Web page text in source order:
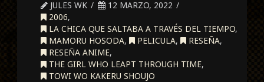
JULES WK
12 MARZO, 2022
2006,
LA CHICA QUE SALTABA A TRAVÉS DEL TIEMPO,
MAMORU HOSODA, PELICULA, RESEÑA,
RESEÑA ANIME,
THE GIRL WHO LEAPT THROUGH TIME,
TOWI WO KAKERU SHOUJO